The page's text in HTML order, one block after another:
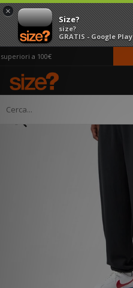
×
Size?
size?
GRATIS - Google Play
a 100€
Home Uomo